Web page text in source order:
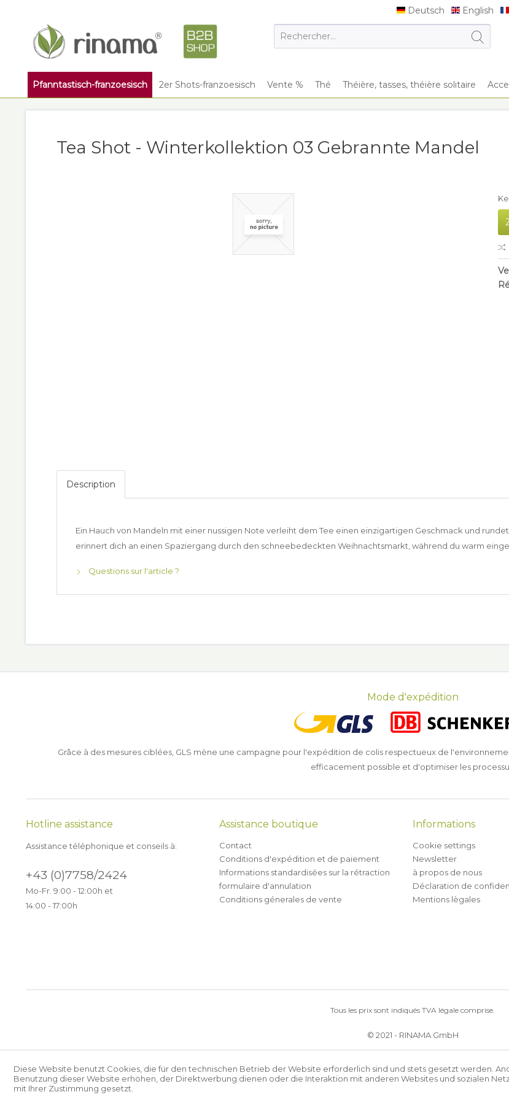
Deutsch
Deutsch English
English
Pfanntastisch-franzoesisch 2er Shots-franzoesisch Vente % Thé Théière, tasses, théière solitaire
Tea Shot - Winterkollektion 03 Gebrannte Mandel
Description
Ein Hauch von Mandeln mit einer nussigen Note verleiht dem Tee einen einzigartigen Geschmack und
erinnert dich an einen Spaziergang durch den schneebedeckten Weihnachtsmarkt, während du warm
Questions sur l'article ?
Mode d'expédition
Grâce à des mesures ciblées, GLS mène une campagne pour l'expédition de colis respectueux de
efficacement possible et d'optimiser les
Hotline assistance
Assistance téléphonique et conseils à:
+43 (0)7758/2424
Mo-Fr. 9:00 - 12:00h et
14:00 - 17:00h
Assistance boutique
Contact
Conditions d'expédition et de paiement
Informations standardisées sur la rétraction
formulaire d'annulation
Conditions génerales de vente
Informations
Cookie settings
Newsletter
à propos de nous
Déclaration de
Mentions lègales
Tous les prix sont indiqués TVA légale comprise.
© 2021 - RINAMA GmbH
Diese Website benutzt Cookies, die für den technischen Betrieb der Website erforderlich sind und stets gesetzt werden.
Benutzung dieser Website erhöhen, der Direktwerbung dienen oder die Interaktion mit anderen Websites und sozialen
mit Ihrer Zustimmung gesetzt.